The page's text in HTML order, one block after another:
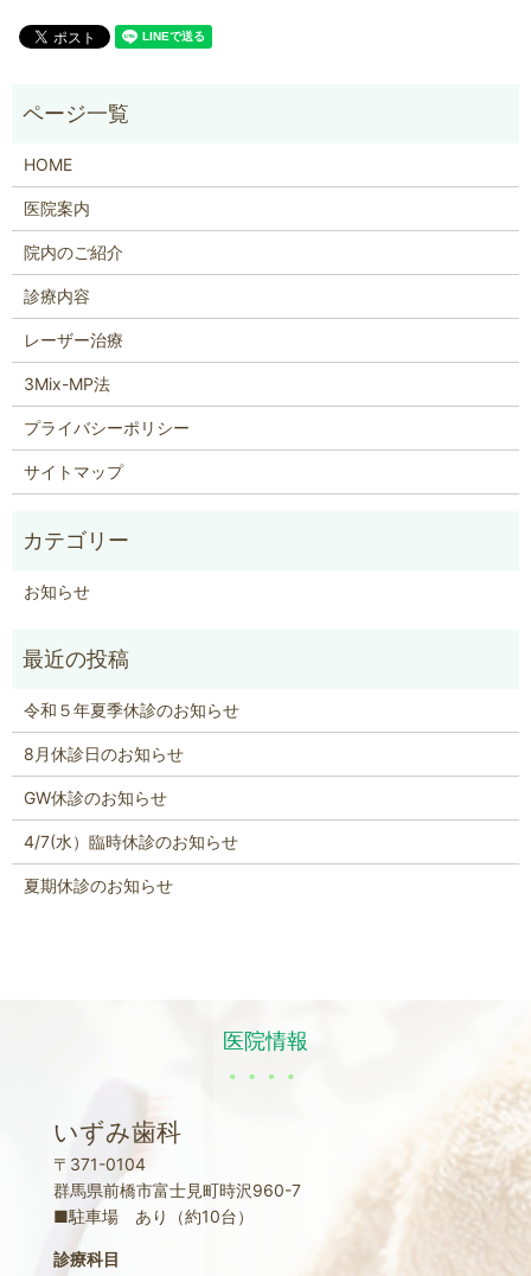
HOME
医院案内
院内のご紹介
診療内容
レーザー治療
3Mix-MP法
プライバシーポリシー
サイトマップ
お知らせ
令和５年夏季休診のお知らせ
8月休診日のお知らせ
GW休診のお知らせ
4/7(水）臨時休診のお知らせ
夏期休診のお知らせ
医院情報
いずみ歯科
〒371-0104
群馬県前橋市富士見町時沢960-7
■駐車場 あり（約10台）
診療科目